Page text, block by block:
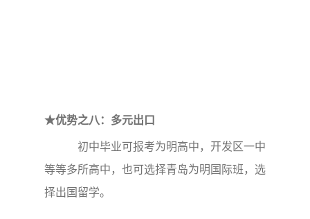
★优势之八：多元出口
初中毕业可报考为明高中，开发区一中
等等多所高中，也可选择青岛为明国际班，选
择出国留学。